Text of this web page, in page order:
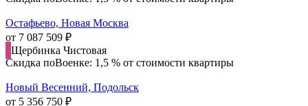
Остафьево, Новая Москва
от 7 087 509 ₽
Щербинка Чистовая
Скидка поВоенке: 1,5 % от стоимости квартиры
Новый Весенний, Подольск
от 5 356 750 ₽